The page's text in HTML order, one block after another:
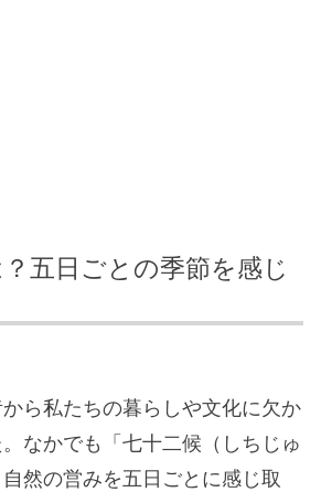
五日ごとの季節を感じ
ら私たちの暮らしや文化に欠か
なかでも「七十二候（しちじゅ
然の営みを五日ごとに感じ取